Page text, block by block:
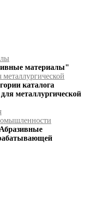
материалы"
каталога
металлургической